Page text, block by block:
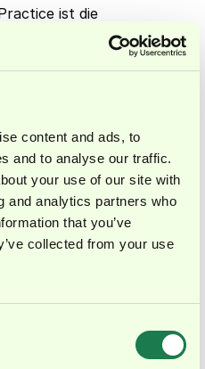
content and ads, to
and to analyse our traffic.
your use of our site with
and analytics partners who
that you’ve
collected from your use
ist die
dass alle relevanten
aufbewahrt werden
Unterlagen rund um die
sind wichtig, um
Prüfungen anstehen oder
Sie sorgen für Klarheit
als auch die
sollten
besitzen?
für die präzise Abwicklung